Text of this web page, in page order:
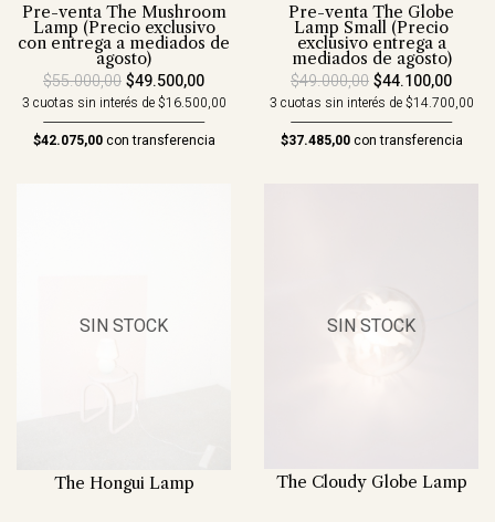
Pre-venta The Mushroom
Lamp (Precio exclusivo
con entrega a mediados de
agosto)
$55.000,00$49.500,00
3 cuotas sin interés de $16.500,00
$42.075,00con transferencia
Pre-venta The Globe
Lamp Small (Precio
exclusivo entrega a
mediados de agosto)
$49.000,00$44.100,00
3 cuotas sin interés de $14.700,00
$37.485,00con transferencia
SIN STOCK
The Hongui Lamp
SIN STOCK
The Cloudy Globe Lamp